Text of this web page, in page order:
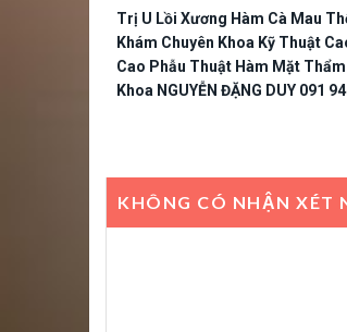
Trị U Lồi Xương Hàm Cà Mau
Khám Chuyên Khoa Kỹ Thuật
Cao Phẫu Thuật Hàm Mặt
Khoa NGUYỄN ĐẶNG DUY 091
KHÔNG CÓ NHẬN XÉT